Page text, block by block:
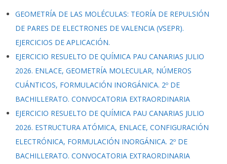
GEOMETRÍA DE LAS MOLÉCULAS: TEORÍA DE REPULSIÓN
DE PARES DE ELECTRONES DE VALENCIA (VSEPR).
EJERCICIOS DE APLICACIÓN.
EJERCICIO RESUELTO DE QUÍMICA PAU CANARIAS JULIO
2026. ENLACE, GEOMETRÍA MOLECULAR, NÚMEROS
CUÁNTICOS, FORMULACIÓN INORGÁNICA. 2º DE
BACHILLERATO. CONVOCATORIA EXTRAORDINARIA
EJERCICIO RESUELTO DE QUÍMICA PAU CANARIAS JULIO
2026. ESTRUCTURA ATÓMICA, ENLACE, CONFIGURACIÓN
ELECTRÓNICA, FORMULACIÓN INORGÁNICA. 2º DE
BACHILLERATO. CONVOCATORIA EXTRAORDINARIA